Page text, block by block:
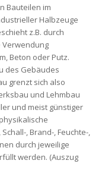
Bauteilen im
Halbzeuge
z.B. durch
Verwendung
Beton oder Putz.
des Gebäudes
grenzt sich also
und Lehmbau
und meist günstiger
, Brand-, Feuchte-,
durch jeweilige
werden. (Auszug